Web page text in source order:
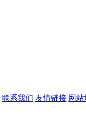
联系我们 友情链接 网